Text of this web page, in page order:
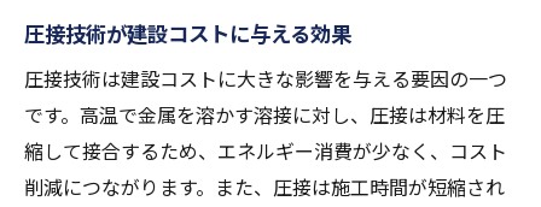
圧接技術が建設コストに与える効果
圧接技術は建設コストに大きな影響を与える要因の一つ
です。高温で金属を溶かす溶接に対し、圧接は材料を圧
縮して接合するため、エネルギー消費が少なく、コスト
削減につながります。また、圧接は施工時間が短縮され